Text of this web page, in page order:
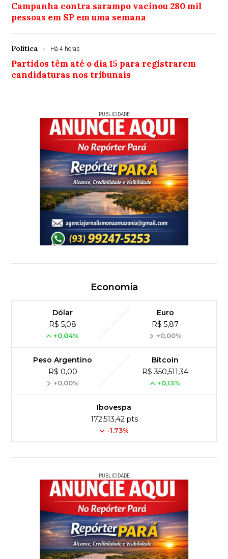
Campanha contra sarampo vacinou 280 mil
pessoas em SP em uma semana
Política Há 4 horas
Partidos têm até o dia 15 para registrarem
candidaturas nos tribunais
PUBLICIDADE
Economia
Dólar
R$ 5,08
+0,04%
Euro
R$ 5,87
+0,00%
Peso Argentino
R$ 0,00
+0,00%
Bitcoin
R$ 350,511,34
+0,13%
Ibovespa
172,513,42 pts
-1.73%
PUBLICIDADE